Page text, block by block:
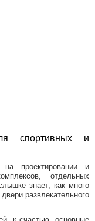
спортивных и
на проектировании и
отдельных
знает, как много
развлекательного